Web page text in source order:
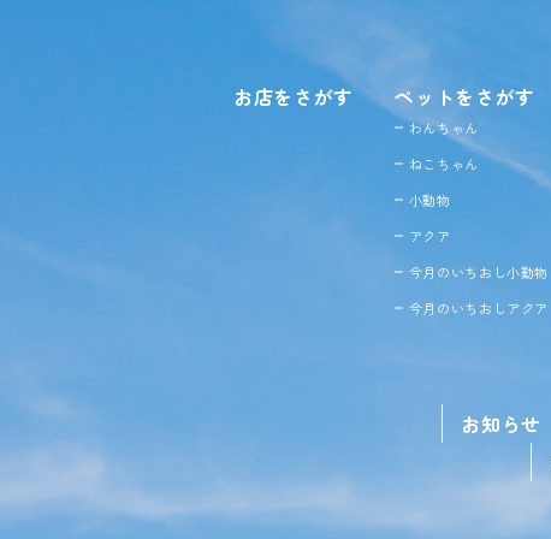
お店をさがす ペットをさがす
わんちゃん
ねこちゃん
小動物
アクア
今月のいちおし小動物
今月のいちおしアクア
お知らせ